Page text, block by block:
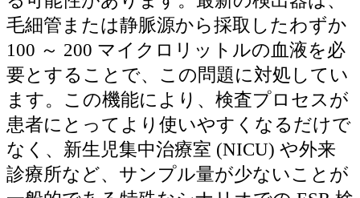
毛細管または静脈源から採取したわずか
100 ～ 200 マイクロリットルの血液を必
要とすることで、この問題に対処してい
ます。この機能により、検査プロセスが
患者にとってより使いやすくなるだけで
なく、新生児集中治療室 (NICU) や外来
診療所など、サンプル量が少ないことが